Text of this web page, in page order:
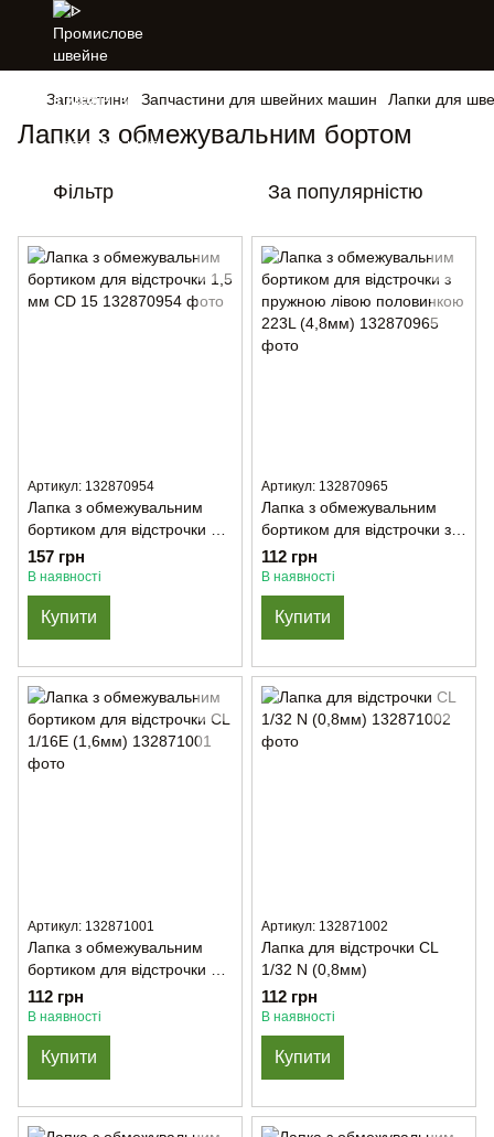
Запчастини Запчастини для швейних машин Лапки для
Лапки з обмежувальним бортом
Фільтр За популярністю
Артикул: 132870954
Лапка з обмежувальним
бортиком для відстрочки 1,5
мм CD 15
157 грн
В наявності
Купити
Артикул: 132870965
Лапка з обмежувальним
бортиком для відстрочки з
пружною лівою половинкою
223L (4,8мм)
112 грн
В наявності
Купити
Артикул: 132871001
Лапка з обмежувальним
бортиком для відстрочки CL
1/16Е (1,6мм)
112 грн
В наявності
Купити
Артикул: 132871002
Лапка для відстрочки CL
1/32 N (0,8мм)
112 грн
В наявності
Купити